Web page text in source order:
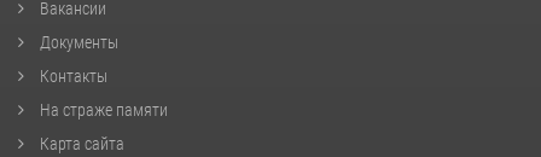
Вакансии
Документы
Контакты
На страже памяти
Карта сайта